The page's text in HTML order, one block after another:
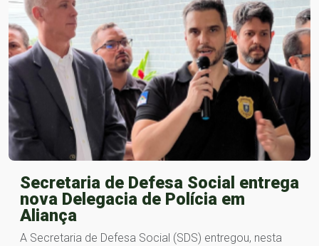
Secretaria de Defesa Social entrega
nova Delegacia de Polícia em
Aliança
A Secretaria de Defesa Social (SDS) entregou, nesta